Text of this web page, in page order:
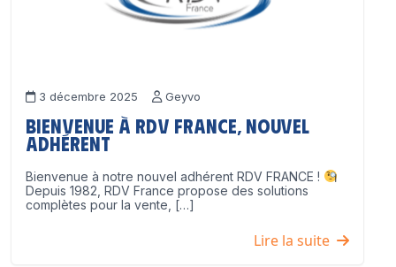
3 décembre 2025 Geyvo
Bienvenue à RDV France, nouvel
adhérent
Bienvenue à notre nouvel adhérent RDV FRANCE !
Depuis 1982, RDV France propose des solutions
complètes pour la vente, […]
Lire la suite